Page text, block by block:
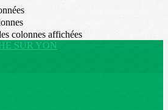
colonnes affichées